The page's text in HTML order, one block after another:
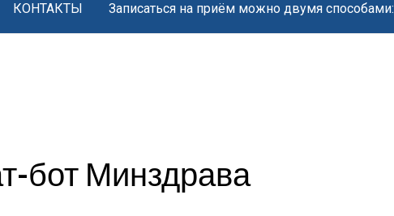
КОНТАКТЫ Записаться на приём можно двумя способами:
бот Минздрава